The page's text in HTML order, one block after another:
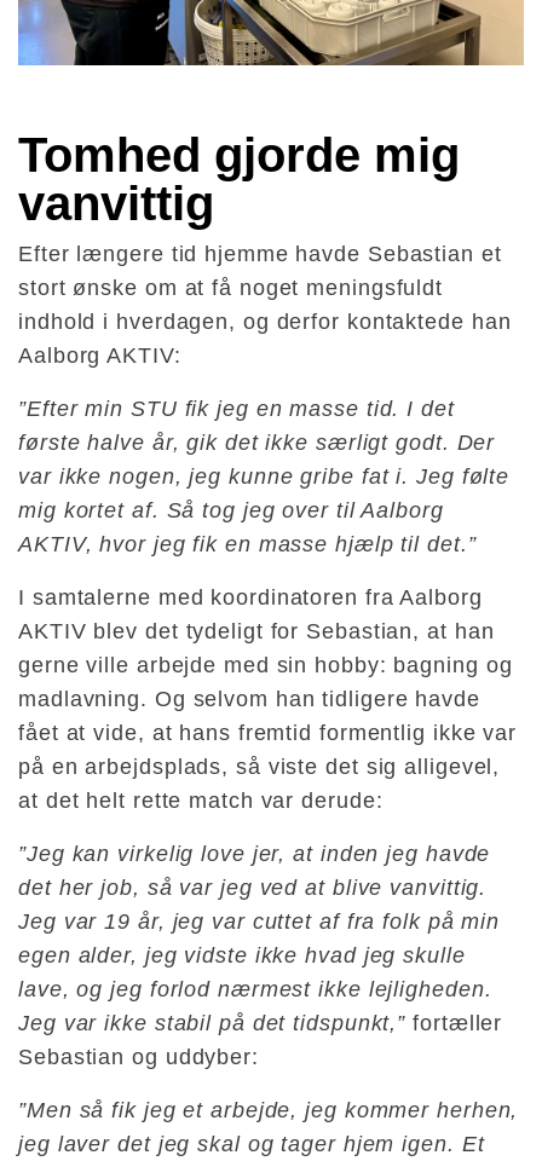
Tomhed gjorde mig
vanvittig
Efter længere tid hjemme havde Sebastian et
stort ønske om at få noget meningsfuldt
indhold i hverdagen, og derfor kontaktede han
Aalborg AKTIV:
”Efter min STU fik jeg en masse tid. I det
første halve år, gik det ikke særligt godt. Der
var ikke nogen, jeg kunne gribe fat i. Jeg følte
mig kortet af. Så tog jeg over til Aalborg
AKTIV, hvor jeg fik en masse hjælp til det.”
I samtalerne med koordinatoren fra Aalborg
AKTIV blev det tydeligt for Sebastian, at han
gerne ville arbejde med sin hobby: bagning og
madlavning. Og selvom han tidligere havde
fået at vide, at hans fremtid formentlig ikke var
på en arbejdsplads, så viste det sig alligevel,
at det helt rette match var derude:
”Jeg kan virkelig love jer, at inden jeg havde
det her job, så var jeg ved at blive vanvittig.
Jeg var 19 år, jeg var cuttet af fra folk på min
egen alder, jeg vidste ikke hvad jeg skulle
lave, og jeg forlod nærmest ikke lejligheden.
Jeg var ikke stabil på det tidspunkt,”fortæller
Sebastian og uddyber:
”Men så fik jeg et arbejde, jeg kommer herhen,
jeg laver det jeg skal og tager hjem igen. Et